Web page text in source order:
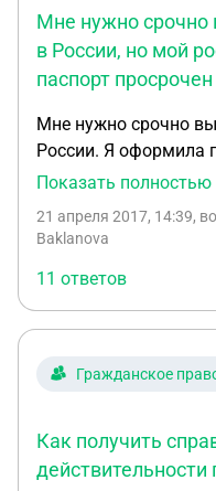
вариант. То есть, я просто пытаюсь разобраться,
как мне правильно
ситуации, что бы
фамилии, пусть
браке. может ли загс
изменения в
спасибо.
Мне нужно срочно
в России, но мой
паспорт просрочен
Мне нужно срочно
России. Я оформила
мою маму, но мой
возможность решить
Показать полностью
21 апреля 2017, 14:39,
Baklanova
11 ответов
Гражданское
Как получить
действительности